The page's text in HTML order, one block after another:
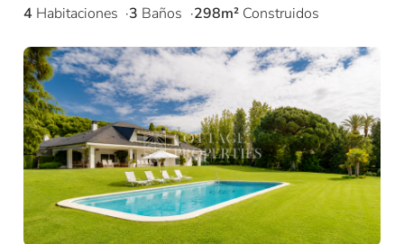
4 Habitaciones 3 Baños 298m² Construidos